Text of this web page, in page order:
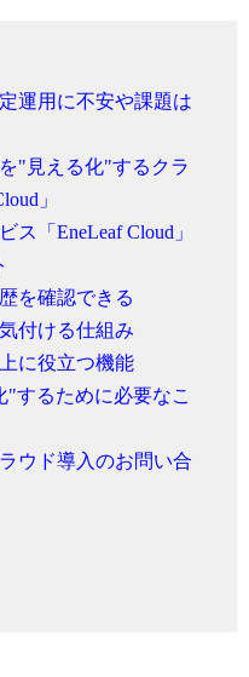
運用に不安や課題は
"見える化"するクラ
」
「EneLeaf Cloud」
を確認できる
付ける仕組み
に役立つ機能
"するために必要なこ
ウド導入のお問い合